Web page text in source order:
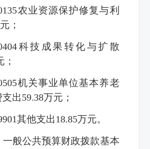
农业资源保护修复与利
；
科技成果转化与扩散
；
机关事业单位基本养老
出59.38万元；
其他支出18.85万元。
一般公共预算财政拨款基本